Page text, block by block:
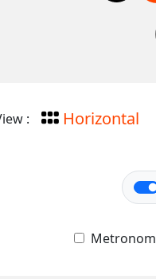
: Horizontal